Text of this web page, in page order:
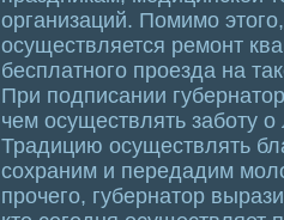
организаций. Помимо
осуществляется ремонт
бесплатного проезда на
При подписании
чем осуществлять заботу
Традицию осуществлять
сохраним и передадим
прочего, губернатор